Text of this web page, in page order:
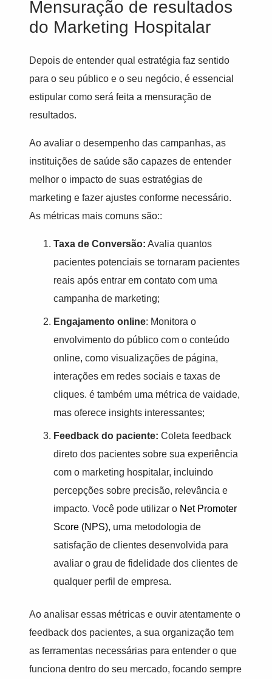
Mensuração de resultados
do Marketing Hospitalar
Depois de entender qual estratégia faz sentido
para o seu público e o seu negócio, é essencial
estipular como será feita a mensuração de
resultados.
Ao avaliar o desempenho das campanhas, as
instituições de saúde são capazes de entender
melhor o impacto de suas estratégias de
marketing e fazer ajustes conforme necessário.
As métricas mais comuns são::
Taxa de Conversão: Avalia quantos
pacientes potenciais se tornaram pacientes
reais após entrar em contato com uma
campanha de marketing;
Engajamento online: Monitora o
envolvimento do público com o conteúdo
online, como visualizações de página,
interações em redes sociais e taxas de
cliques. é também uma métrica de vaidade,
mas oferece insights interessantes;
Feedback do paciente: Coleta feedback
direto dos pacientes sobre sua experiência
com o marketing hospitalar, incluindo
percepções sobre precisão, relevância e
impacto. Você pode utilizar o Net Promoter
Score (NPS), uma metodologia de
satisfação de clientes desenvolvida para
avaliar o grau de fidelidade dos clientes de
qualquer perfil de empresa.
Ao analisar essas métricas e ouvir atentamente o
feedback dos pacientes, a sua organização tem
as ferramentas necessárias para entender o que
funciona dentro do seu mercado, focando sempre